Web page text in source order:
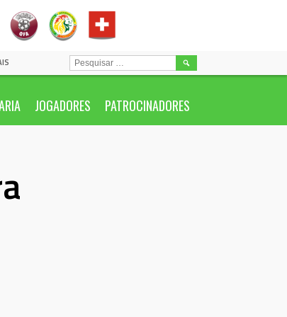
JOGADORES PATROCINADORES
PESQUISAR
POR: